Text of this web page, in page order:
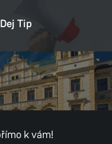
Tip
k vám!